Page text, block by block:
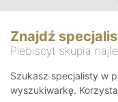
Znajdź
Plebiscyt skupia
Szukasz specjalisty w
wyszukiwarkę.